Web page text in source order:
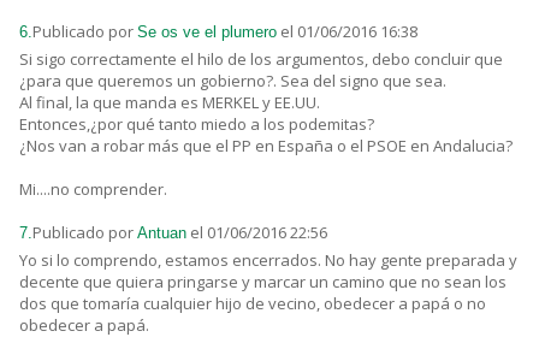
6. Publicado por Se os ve el plumero el 01/06/2016 16:38
Si sigo correctamente el hilo de los argumentos, debo concluir que
¿para que queremos un gobierno?. Sea del signo que sea.
Al final, la que manda es MERKEL y EE.UU.
Entonces,¿por qué tanto miedo a los podemitas?
¿Nos van a robar más que el PP en España o el PSOE en Andalucia?
Mi....no comprender.
7. Publicado por Antuan el 01/06/2016 22:56
Yo si lo comprendo, estamos encerrados. No hay gente preparada y
decente que quiera pringarse y marcar un camino que no sean los
dos que tomaría cualquier hijo de vecino, obedecer a papá o no
obedecer a papá.